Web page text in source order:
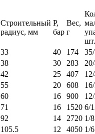
Строительный
радиус, мм
Р,
бар
Вес,
г
шт.
33 40 174
38 30 283
42 25 407
55 20 608
60 16 900
71 16 1520 6/
92 14 2720 1/8
105.5 12 4050 1/6